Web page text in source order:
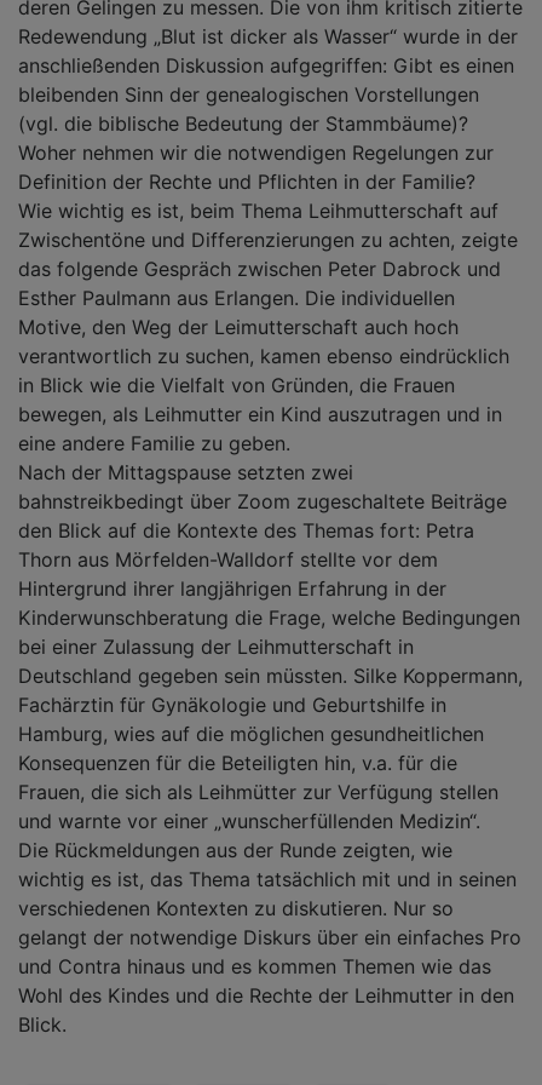
deren Gelingen zu messen. Die von ihm kritisch zitierte
Redewendung „Blut ist dicker als Wasser“ wurde in der
anschließenden Diskussion aufgegriffen: Gibt es einen
bleibenden Sinn der genealogischen Vorstellungen
(vgl. die biblische Bedeutung der Stammbäume)?
Woher nehmen wir die notwendigen Regelungen zur
Definition der Rechte und Pflichten in der Familie?
Wie wichtig es ist, beim Thema Leihmutterschaft auf
Zwischentöne und Differenzierungen zu achten, zeigte
das folgende Gespräch zwischen Peter Dabrock und
Esther Paulmann aus Erlangen. Die individuellen
Motive, den Weg der Leimutterschaft auch hoch
verantwortlich zu suchen, kamen ebenso eindrücklich
in Blick wie die Vielfalt von Gründen, die Frauen
bewegen, als Leihmutter ein Kind auszutragen und in
eine andere Familie zu geben.
Nach der Mittagspause setzten zwei
bahnstreikbedingt über Zoom zugeschaltete Beiträge
den Blick auf die Kontexte des Themas fort: Petra
Thorn aus Mörfelden-Walldorf stellte vor dem
Hintergrund ihrer langjährigen Erfahrung in der
Kinderwunschberatung die Frage, welche Bedingungen
bei einer Zulassung der Leihmutterschaft in
Deutschland gegeben sein müssten. Silke Koppermann,
Fachärztin für Gynäkologie und Geburtshilfe in
Hamburg, wies auf die möglichen gesundheitlichen
Konsequenzen für die Beteiligten hin, v.a. für die
Frauen, die sich als Leihmütter zur Verfügung stellen
und warnte vor einer „wunscherfüllenden Medizin“.
Die Rückmeldungen aus der Runde zeigten, wie
wichtig es ist, das Thema tatsächlich mit und in seinen
verschiedenen Kontexten zu diskutieren. Nur so
gelangt der notwendige Diskurs über ein einfaches Pro
und Contra hinaus und es kommen Themen wie das
Wohl des Kindes und die Rechte der Leihmutter in den
Blick.